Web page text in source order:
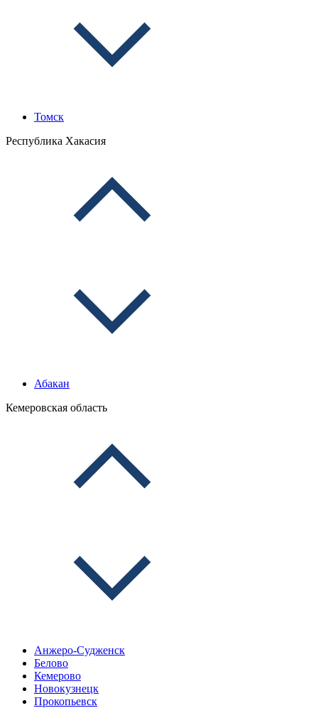
Томск
Республика Хакасия
Абакан
Кемеровская область
Анжеро-Судженск
Белово
Кемерово
Новокузнецк
Прокопьевск